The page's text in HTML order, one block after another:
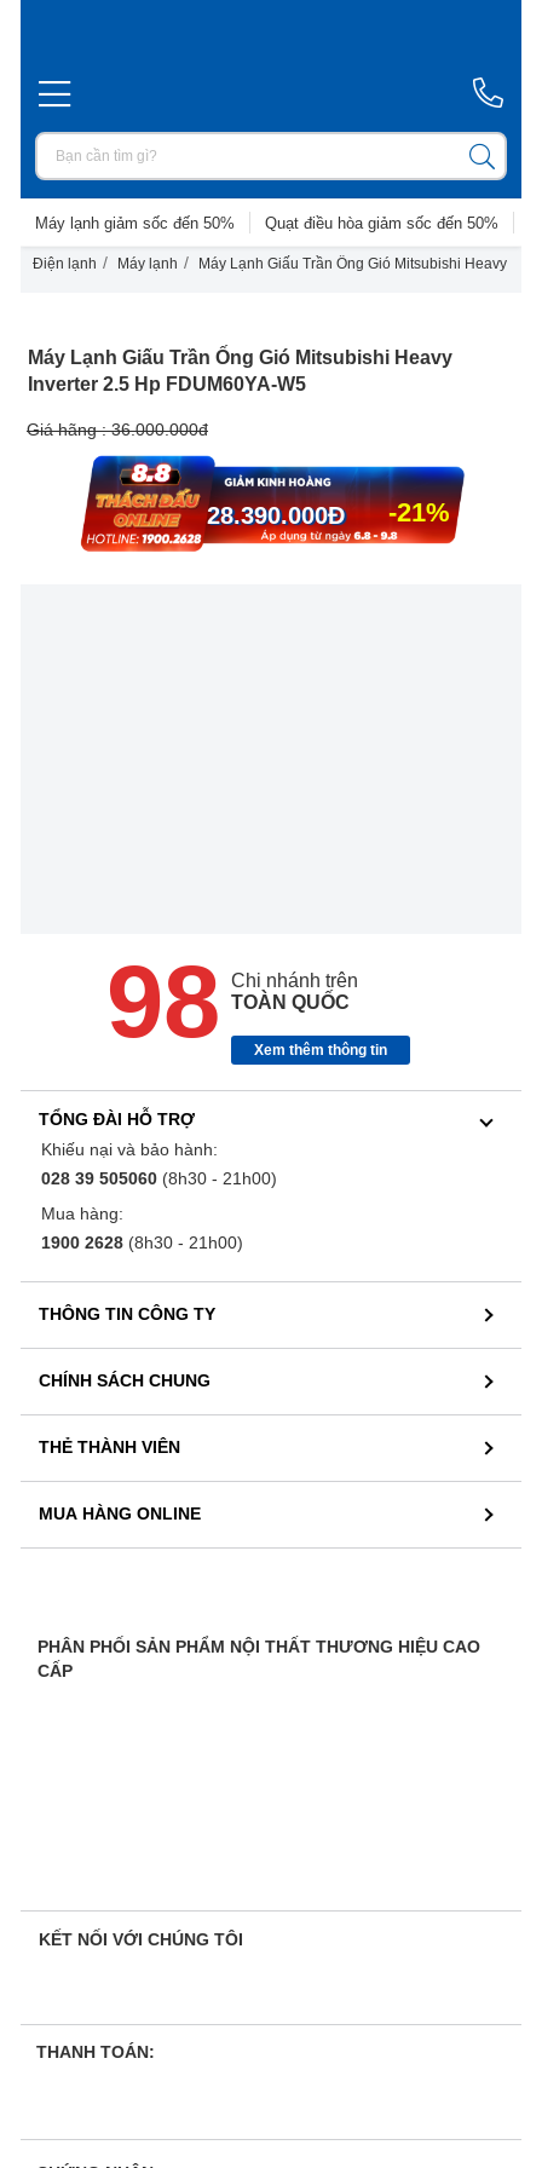
Máy lạnh giảm sốc đến 50% Quạt điều hòa giảm sốc đến 50%
Điện lạnh / Máy lạnh / Máy Lạnh Giấu Trần Ống Gió Mitsubishi Heavy
Máy Lạnh Giấu Trần Ống Gió Mitsubishi Heavy
Inverter 2.5 Hp FDUM60YA-W5
Giá hãng :36.000.000đ
-21%
28.390.000Đ
98
Chi nhánh trên
TOÀN QUỐC
Xem thêm thông tin
TỔNG ĐÀI HỖ TRỢ
Khiếu nại và bảo hành:
028 39 505060 (8h30 - 21h00)
Mua hàng:
1900 2628 (8h30 - 21h00)
THÔNG TIN CÔNG TY
CHÍNH SÁCH CHUNG
THẺ THÀNH VIÊN
MUA HÀNG ONLINE
PHÂN PHỐI SẢN PHẨM NỘI THẤT THƯƠNG HIỆU CAO
CẤP
KẾT NỐI VỚI CHÚNG TÔI
THANH TOÁN: